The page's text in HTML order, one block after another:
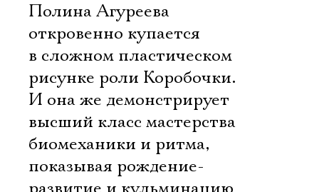
Полина Агуреева
откровенно купается
в сложном пластическом
рисунке роли Коробочки.
И она же демонстрирует
высший класс мастерства
биомеханики и ритма,
показывая рождение-